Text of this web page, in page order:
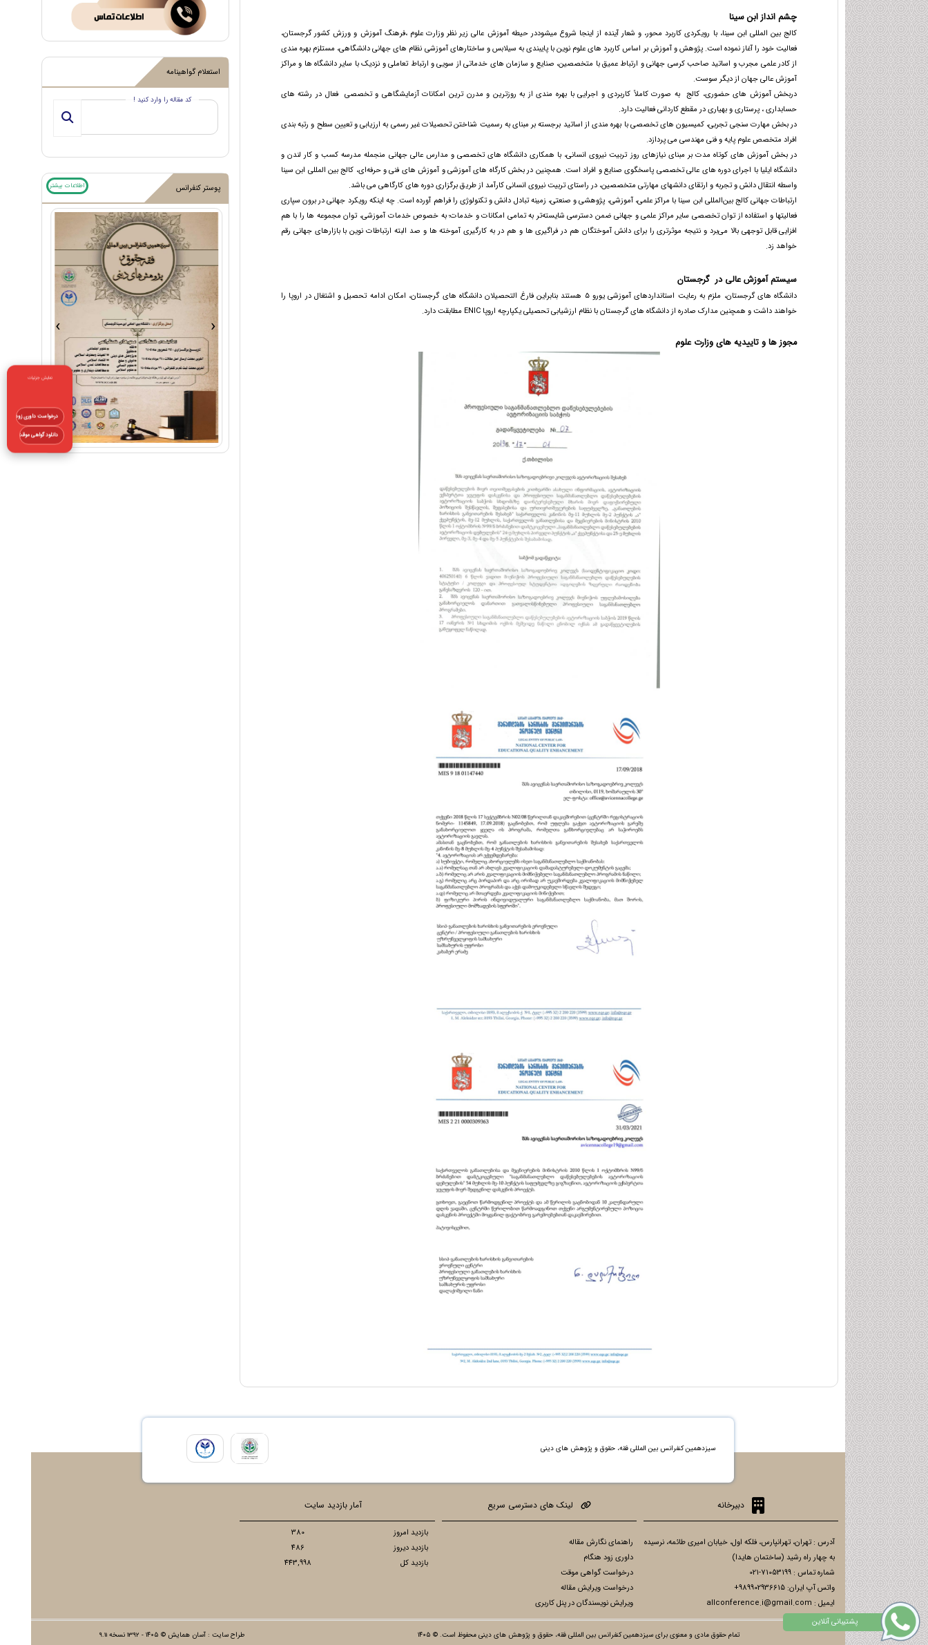
چشم انداز ابن سینا
کالج بین المللی ابن سینا، با رویکردی کاربرد محور، و شعار آینده از اینجا شروع میشوددر حیطه آموزش عالی زیر نظر وزارت علوم ،فرهنگ آموزش و ورزش کشور گرجستان،
فعالیت خود را آغاز نموده است. پژوهش و آموزش بر اساس کاربرد های علوم نوین با پایبندی به سیلابس و ساختارهای آموزشی نظام های جهانی دانشگاهی، مستلزم بهره مندی
از کادر علمی مجرب و اساتید صاحب کرسی جهانی و ارتباط عمیق با متخصصین، صنایع و سازمان های خدماتی از سویی و ارتباط تعاملی و نزدیک با سایر دانشگاه ها و مراکز
آموزش عالی جهان از دیگر سوست.
دربخش آموزش های حضوری، کالج به صورت کاملاً کاربردی و اجرایی با بهره مندی از به روزترین و مدرن ترین امکانات آزمایشگاهی و تخصصی فعال در رشته های
حسابداری ، پرستاری و بهیاری در مقطع کاردانی فعالیت دارد.
در بخش مهارت سنجی تجربی، کمیسیون های تخصصی با بهره مندی از اساتید برجسته بر مبنای به رسمیت شناختن تحصیلات غیر رسمی به ارزیابی و تعیین سطح و رتبه بندی
افراد متخصص علوم پایه و فنی مهندسی می پردازد.
در بخش آموزش های کوتاه مدت بر مبنای نیازهای روز تربیت نیروی انسانی، با همکاری دانشگاه های تخصصی و مدارس عالی جهانی منجمله مدرسه کسب و کار لندن و
دانشگاه ایلیا با اجرای دوره های عالی تخصصی پاسخگوی صنایع و افراد است. همچنین در بخش کارگاه های آموزشی و آموزش های فنی و حرفه‌ای، کالج بین المللی ابن سینا
واسطه انتقال دانش و تجربه و ارتقای دانشهای مهارتی متخصصین، در راستای تربیت نیروی انسانی کارآمد از طریق برگزاری دوره های کارگاهی می باشد.
ارتباطات جهانی کالج بین‌المللی ابن سینا با مراکز علمی، آموزشی، پژوهشی و صنعتی، زمینه تبادل دانش و تکنولوژی را فراهم آورده است. چه اینکه رویکرد جهانی در برون سپاری
فعالیتها و استفاده از توان تخصصی سایر مراکز علمی و جهانی ضمن دسترسی شایسته‌تر به تمامی امکانات و خدمات؛ به خصوص خدمات آموزشی، توان مجموعه ها را با هم
افزایی قابل توجهی بالا می‌برد و نتیجه موثرتری را برای دانش آموختگان هم در فراگیری ها و هم در به کارگیری آموخته ها و صد البته ارتباطات نوین با بازارهای جهانی رقم
خواهد زد.
سیستم آموزش عالی در گرجستان
دانشگاه های گرجستان، ملزم به رعایت استانداردهای آموزشی یورو ۵ هستند بنابراین فارغ التحصیلان دانشگاه های گرجستان، امکان ادامه تحصیل و اشتغال در اروپا را
خواهند داشت و همچنین مدارک صادره از دانشگاه های گرجستان با نظام ارزشیابی تحصیلی یکپارچه اروپا ENIC مطابقت دارد.
مجوز ها و تاییدیه های وزارت علوم
استعلام گواهینامه
کد مقاله را وارد کنید !
پوستر کنفرانس اطلاعات بیشتر
› ‹
سیزدهمین کنفرانس بین المللی فقه، حقوق و پژوهش های دینی
دبیرخانه
آدرس : تهران، تهرانپارس، فلکه اول، خیابان امیری طائمه، نرسیده
به چهار راه رشید (ساختمان هایدا)
شماره تماس : 71053199-021
واتس آپ ایران: 989902936615+
ایمیل : allconference.i@gmail.com
لینک های دسترسی سریع
راهنمای نگارش مقاله
داوری زود هنگام
درخواست گواهی موقت
درخواست ویرایش مقاله
ویرایش نویسندگان در پنل کاربری
آمار بازدید سایت
بازدید امروز
380
بازدید دیروز
486
بازدید کل
443,998
تمام حقوق مادی و معنوی برای سیزدهمین کنفرانس بین المللی فقه، حقوق و پژوهش های دینی محفوظ است. © ۱۴۰۵ طراح سایت : آسان همایش © ۱۴۰۵ - 1392 نسخه 9.11
نمایش جزئیات
درخواست داوری زودهنگام
دانلود گواهی موقت